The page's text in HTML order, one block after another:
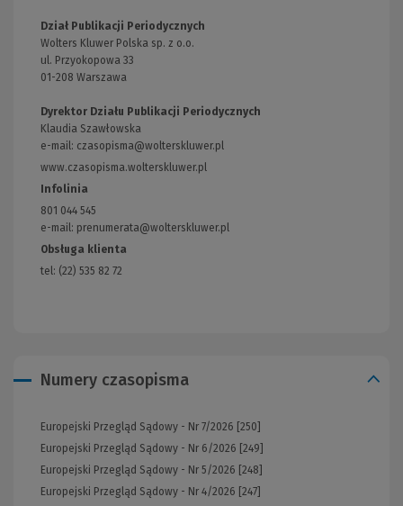
Dział Publikacji Periodycznych
Wolters Kluwer Polska sp. z o.o.
ul. Przyokopowa 33
01-208 Warszawa
Dyrektor Działu Publikacji Periodycznych
Klaudia Szawłowska
e-mail: czasopisma@wolterskluwer.pl
www.czasopisma.wolterskluwer.pl
Infolinia
801 044 545
e-mail: prenumerata@wolterskluwer.pl
Obsługa klienta
tel: (22) 535 82 72
Numery czasopisma
Europejski Przegląd Sądowy - Nr 7/2026 [250]
Europejski Przegląd Sądowy - Nr 6/2026 [249]
Europejski Przegląd Sądowy - Nr 5/2026 [248]
Europejski Przegląd Sądowy - Nr 4/2026 [247]